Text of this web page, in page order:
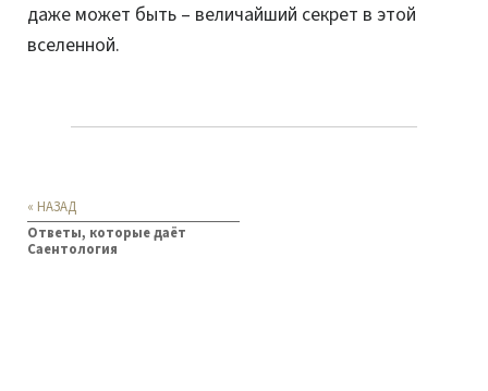
даже может быть – величайший секрет в этой
вселенной.
« НАЗАД
Ответы, которые даёт
Саентология